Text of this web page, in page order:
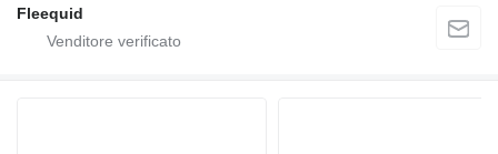
Fleequid